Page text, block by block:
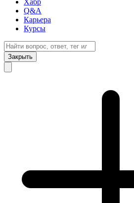
Хабр
Q&A
Карьера
Курсы
Закрыть